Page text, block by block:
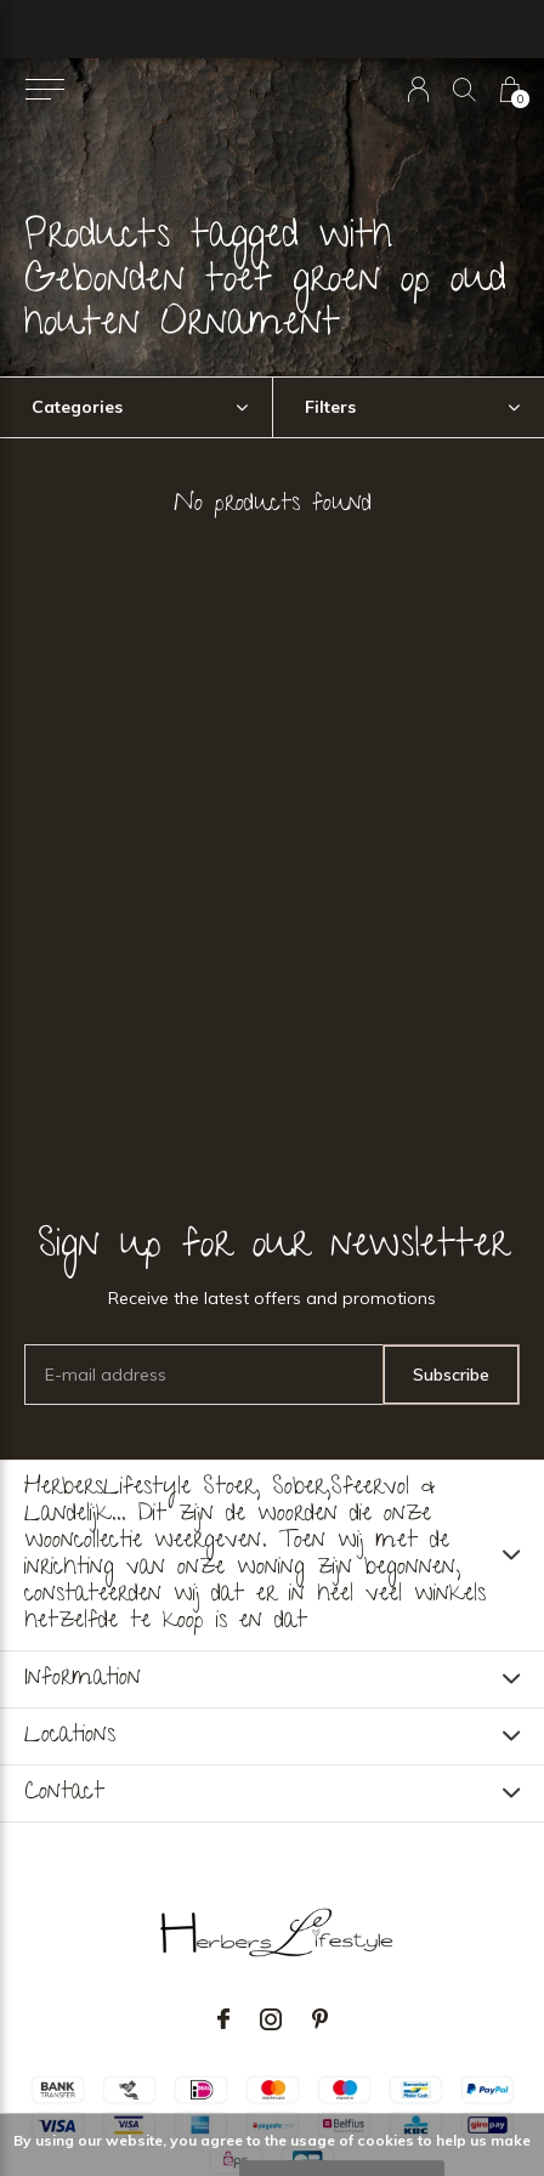
0
Products tagged with
Gebonden toef groen op oud
houten Ornament
Categories Filters
No products found
Sign up for our newsletter
Receive the latest offers and promotions
Subscribe
HerbersLifestyle Stoer, Sober,Sfeervol &
Landelijk... Dit zijn de woorden die onze
wooncollectie weergeven. Toen wij met de
inrichting van onze woning zijn begonnen,
constateerden wij dat er in heel veel winkels
hetzelfde te koop is en dat
Information
Locations
Contact
By using our website, you agree to the usage of cookies to help us make